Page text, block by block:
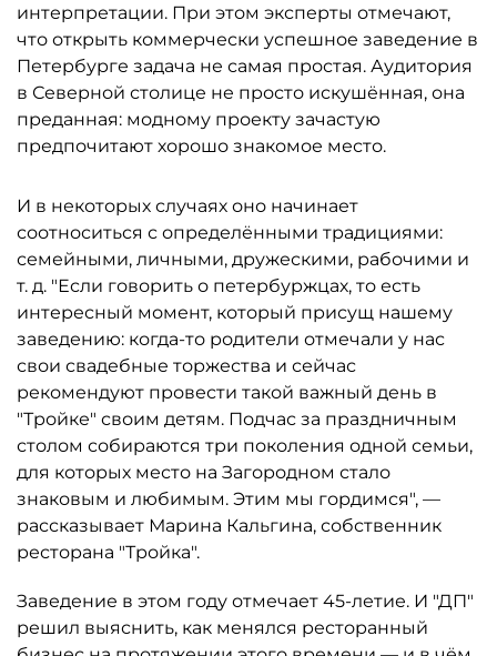
интерпретации. При этом эксперты отмечают,
что открыть коммерчески успешное заведение в
Петербурге задача не самая простая. Аудитория
в Северной столице не просто искушённая, она
преданная: модному проекту зачастую
предпочитают хорошо знакомое место.
И в некоторых случаях оно начинает
соотноситься с определёнными традициями:
семейными, личными, дружескими, рабочими и
т. д. "Если говорить о петербуржцах, то есть
интересный момент, который присущ нашему
заведению: когда-то родители отмечали у нас
свои свадебные торжества и сейчас
рекомендуют провести такой важный день в
"Тройке" своим детям. Подчас за праздничным
столом собираются три поколения одной семьи,
для которых место на Загородном стало
знаковым и любимым. Этим мы гордимся", —
рассказывает Марина Кальгина, собственник
ресторана "Тройка".
Заведение в этом году отмечает 45-летие. И "ДП"
решил выяснить, как менялся ресторанный